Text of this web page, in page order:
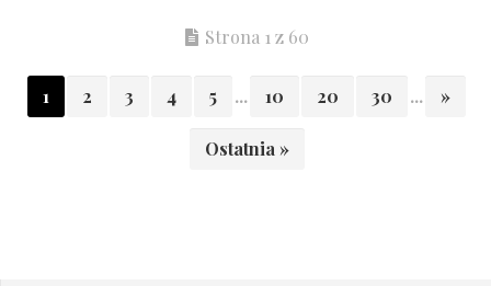
Strona 1 z 60
1 2 3 4 5 ... 10 20 30 ... »
Ostatnia »